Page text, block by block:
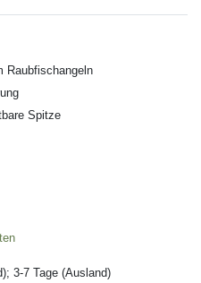
Raubfischangeln
Spitze
3-7 Tage (Ausland)